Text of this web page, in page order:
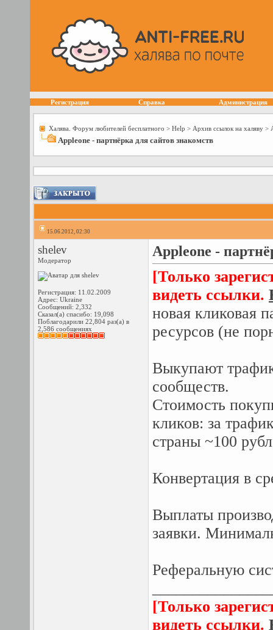
Регистрация Справка Администрация
Халява. Форум любителей бесплатного > Help > Архив ссылок на халяву >
Appleone - партнёрка для сайтов знакомств
15.06.2012, 02:30
shelev
Модератор
Регистрация: 11.02.2009
Адрес: Ukraine
Сообщений: 2,332
Сказал(а) спасибо: 19,098
Поблагодарили 22,804 раз(а) в
2,586 сообщениях
Appleone -
[Только
видеть ссылки.
новая кликовая
ресурсов (не
Выкупают
сообществ.
Стоимость
кликов: за
страны ~100
Конвертация в
Выплаты
заявки.
Реферальную
[Только
видеть ссылки.